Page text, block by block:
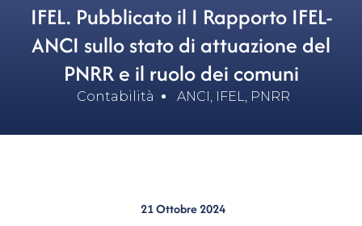
IFEL. Pubblicato il I Rapporto IFEL-
ANCI sullo stato di attuazione del
PNRR e il ruolo dei comuni
Contabilità ANCI IFEL PNRR
21 Ottobre 2024